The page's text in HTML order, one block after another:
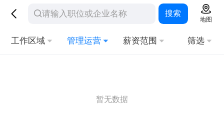
搜索
地图
工作区域 管理运营 薪资范围 筛选
暂无数据